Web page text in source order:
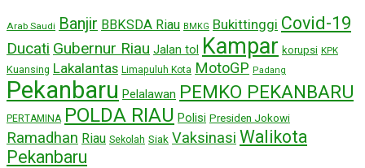
Arab Saudi Banjir BBKSDA Riau BMKG Bukittinggi Covid-19
Ducati Gubernur Riau Jalan tol Kampar korupsi KPK
Kuansing Lakalantas Limapuluh Kota MotoGP Padang
Pekanbaru Pelalawan PEMKO PEKANBARU
PERTAMINA POLDA RIAU Polisi Presiden Jokowi
Ramadhan Riau Sekolah Siak Vaksinasi Walikota
Pekanbaru